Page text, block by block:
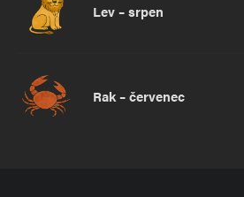
Lev – srpen
Rak – červenec